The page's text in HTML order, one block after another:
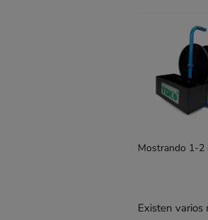
Mostrando 1-2
Existen varios